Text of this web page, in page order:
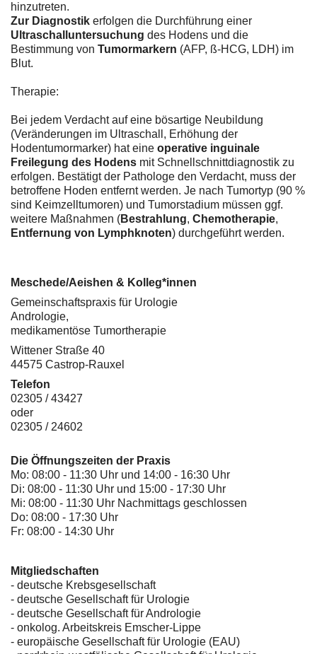
hinzutreten.
Zur Diagnostik erfolgen die Durchführung einer
Ultraschalluntersuchung des Hodens und die
Bestimmung von Tumormarkern (AFP, ß-HCG, LDH) im
Blut.
Therapie:
Bei jedem Verdacht auf eine bösartige Neubildung
(Veränderungen im Ultraschall, Erhöhung der
Hodentumormarker) hat eine operative inguinale
Freilegung des Hodens mit Schnellschnittdiagnostik zu
erfolgen. Bestätigt der Pathologe den Verdacht, muss der
betroffene Hoden entfernt werden. Je nach Tumortyp (90 %
sind Keimzelltumoren) und Tumorstadium müssen ggf.
weitere Maßnahmen (Bestrahlung, Chemotherapie,
Entfernung von Lymphknoten) durchgeführt werden.
Meschede/Aeishen & Kolleg*innen
Gemeinschaftspraxis für Urologie
Andrologie,
medikamentöse Tumortherapie
Wittener Straße 40
44575 Castrop-Rauxel
Telefon
02305 / 43427
oder
02305 / 24602
Die Öffnungszeiten der Praxis
Mo: 08:00 - 11:30 Uhr und 14:00 - 16:30 Uhr
Di: 08:00 - 11:30 Uhr und 15:00 - 17:30 Uhr
Mi: 08:00 - 11:30 Uhr Nachmittags geschlossen
Do: 08:00 - 17:30 Uhr
Fr: 08:00 - 14:30 Uhr
Mitgliedschaften
- deutsche Krebsgesellschaft
- deutsche Gesellschaft für Urologie
- deutsche Gesellschaft für Andrologie
- onkolog. Arbeitskreis Emscher-Lippe
- europäische Gesellschaft für Urologie (EAU)